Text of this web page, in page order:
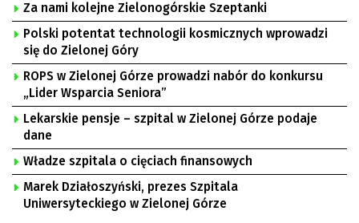
Za nami kolejne Zielonogórskie Szeptanki
Polski potentat technologii kosmicznych wprowadzi
się do Zielonej Góry
ROPS w Zielonej Górze prowadzi nabór do konkursu
„Lider Wsparcia Seniora”
Lekarskie pensje – szpital w Zielonej Górze podaje
dane
Władze szpitala o cięciach finansowych
Marek Działoszyński, prezes Szpitala
Uniwersyteckiego w Zielonej Górze